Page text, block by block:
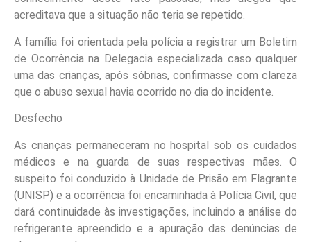
acreditava que a situação não teria se repetido.
A família foi orientada pela polícia a registrar um Boletim
de Ocorrência na Delegacia especializada caso qualquer
uma das crianças, após sóbrias, confirmasse com clareza
que o abuso sexual havia ocorrido no dia do incidente.
Desfecho
As crianças permaneceram no hospital sob os cuidados
médicos e na guarda de suas respectivas mães. O
suspeito foi conduzido à Unidade de Prisão em Flagrante
(UNISP) e a ocorrência foi encaminhada à Polícia Civil, que
dará continuidade às investigações, incluindo a análise do
refrigerante apreendido e a apuração das denúncias de